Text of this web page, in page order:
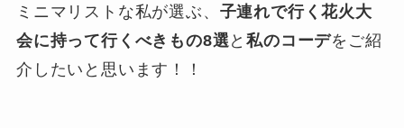
ミニマリストな私が選ぶ、 子連れで行く花火大
会に持って行くべきもの8選と私のコーデをご紹
介したいと思います！！